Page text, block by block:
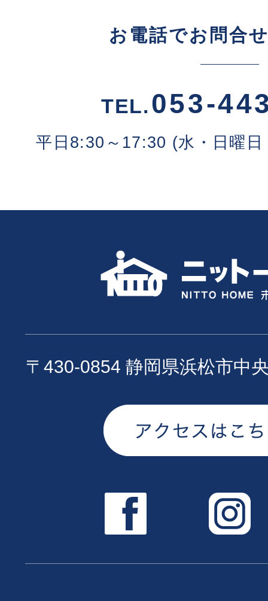
お電話でお問合
TEL.053-
平日8:30～17:30 (水・日曜
〒430-0854 静岡県浜松市中